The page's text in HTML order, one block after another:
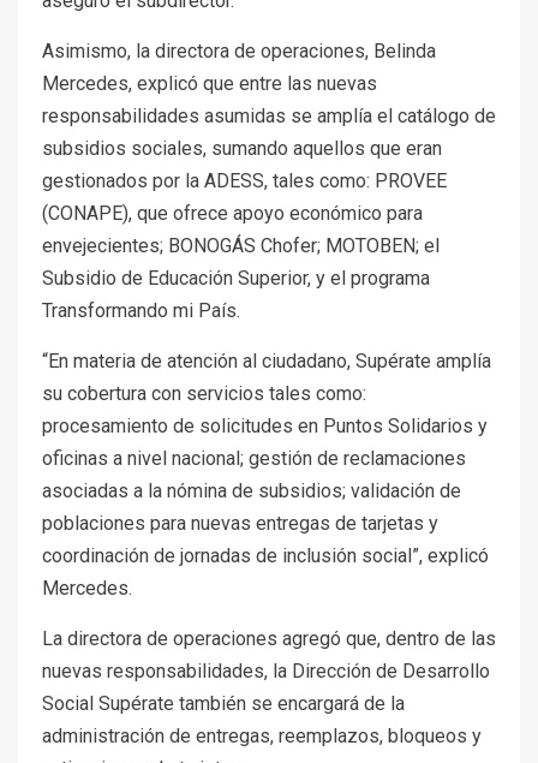
Asimismo, la directora de operaciones, Belinda
Mercedes, explicó que entre las nuevas
responsabilidades asumidas se amplía el catálogo de
subsidios sociales, sumando aquellos que eran
gestionados por la ADESS, tales como: PROVEE
(CONAPE), que ofrece apoyo económico para
envejecientes; BONOGÁS Chofer; MOTOBEN; el
Subsidio de Educación Superior, y el programa
Transformando mi País.
“En materia de atención al ciudadano, Supérate amplía
su cobertura con servicios tales como:
procesamiento de solicitudes en Puntos Solidarios y
oficinas a nivel nacional; gestión de reclamaciones
asociadas a la nómina de subsidios; validación de
poblaciones para nuevas entregas de tarjetas y
coordinación de jornadas de inclusión social”, explicó
Mercedes.
La directora de operaciones agregó que, dentro de las
nuevas responsabilidades, la Dirección de Desarrollo
Social Supérate también se encargará de la
administración de entregas, reemplazos, bloqueos y